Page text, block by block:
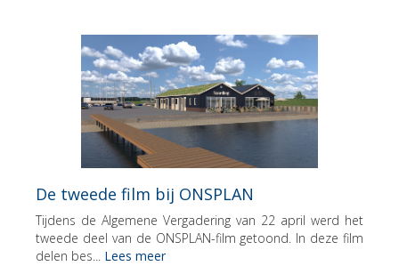
De tweede film bij ONSPLAN
Tijdens de Algemene Vergadering van 22 april werd het
tweede deel van de ONSPLAN-film getoond. In deze film
delen bes... Lees meer